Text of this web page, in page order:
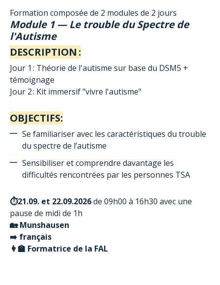
Formation composée de 2 modules de 2 jours
Module 1 — Le trouble du Spectre de
l'Autisme
DESCRIPTION :
Jour 1 : Théorie de l'autisme sur base du DSM5 +
témoignage
Jour 2 : Kit immersif "vivre l'autisme"
OBJECTIFS:
Se familiariser avec les caractéristiques du trouble
du spectre de l’autisme
Sensibiliser et comprendre davantage les
difficultés rencontrées par les personnes TSA
⏱️21.09. et 22.09.2026de 09h00 à 16h30 avec une
pause de midi de 1h
🏡Munshausen
➡️ ️français
👩‍🏫 Formatrice de la FAL